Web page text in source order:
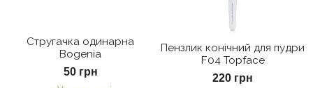
Стругачка одинарна
Bogenia
50 грн
Пензлик конічний для пудри
F04 Topface
220 грн